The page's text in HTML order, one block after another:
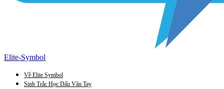
Elite-Symbol
Về Elite Symbol
Sinh Trắc Học Dấu Vân Tay